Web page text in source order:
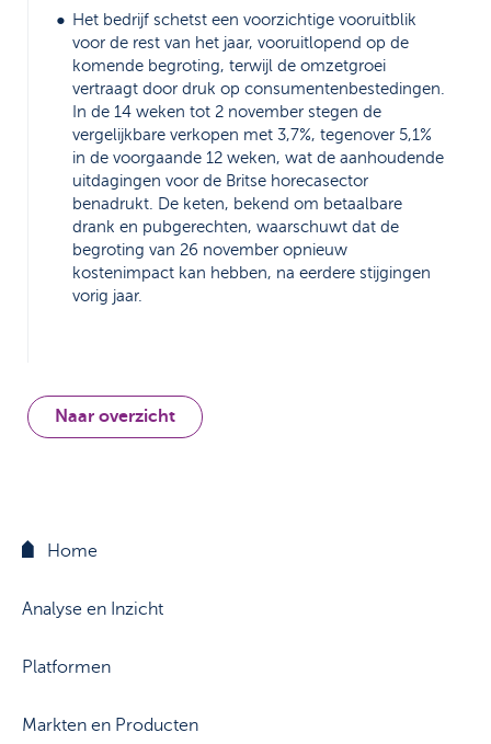
Het bedrijf schetst een voorzichtige vooruitblik
voor de rest van het jaar, vooruitlopend op de
komende begroting, terwijl de omzetgroei
vertraagt door druk op consumentenbestedingen.
In de 14 weken tot 2 november stegen de
vergelijkbare verkopen met 3,7%, tegenover 5,1%
in de voorgaande 12 weken, wat de aanhoudende
uitdagingen voor de Britse horecasector
benadrukt. De keten, bekend om betaalbare
drank en pubgerechten, waarschuwt dat de
begroting van 26 november opnieuw
kostenimpact kan hebben, na eerdere stijgingen
vorig jaar.
Naar overzicht
Home
Analyse en Inzicht
Platformen
Markten en Producten